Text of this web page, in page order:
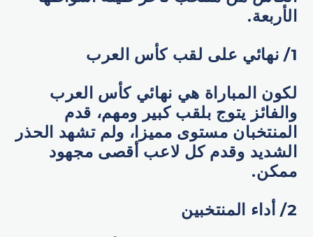
الأربعة.
1/ نهائي على لقب كأس العرب
لكون المباراة هي نهائي كأس العرب
والفائز يتوج بلقب كبير ومهم، قدم
المنتخبان مستوى مميزا، ولم تشهد الحذر
الشديد وقدم كل لاعب أقصى مجهود
ممكن.
2/ أداء المنتخبين